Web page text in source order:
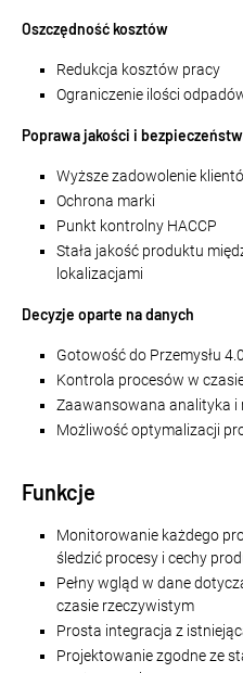
Oszczędność kosztów
Redukcja kosztów pracy
Ograniczenie ilości
Poprawa jakości i
Wyższe zadowolenie
Ochrona marki
Punkt kontrolny HACCP
Stała jakość produktu
lokalizacjami
Decyzje oparte na danych
Gotowość do Przemysłu 4.0
Kontrola procesów w
Zaawansowana analityka i
Możliwość optymalizacji
Funkcje
Monitorowanie każdego
śledzić procesy i cechy
Pełny wgląd w dane
czasie rzeczywistym
Prosta integracja z
Projektowanie zgodne ze